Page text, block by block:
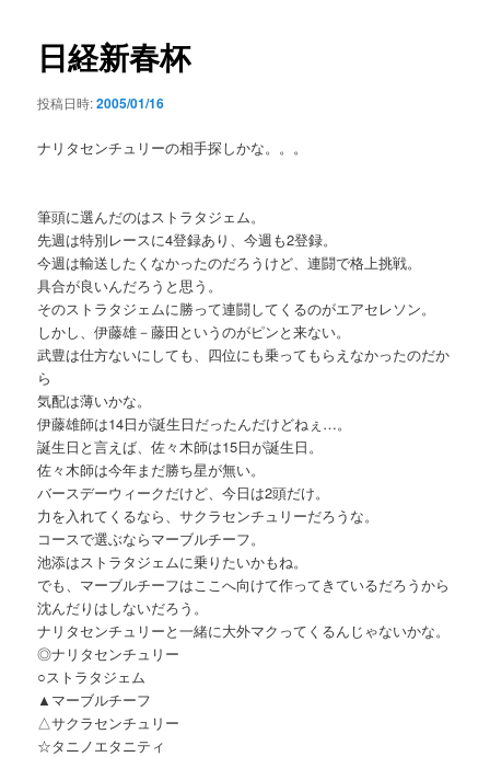
日経新春杯
投稿日時:2005/01/16
ナリタセンチュリーの相手探しかな。。。
筆頭に選んだのはストラタジェム。
先週は特別レースに4登録あり、今週も2登録。
今週は輸送したくなかったのだろうけど、連闘で格上挑戦。
具合が良いんだろうと思う。
そのストラタジェムに勝って連闘してくるのがエアセレソン。
しかし、伊藤雄－藤田というのがピンと来ない。
武豊は仕方ないにしても、四位にも乗ってもらえなかったのだか
ら
気配は薄いかな。
伊藤雄師は14日が誕生日だったんだけどねぇ…。
誕生日と言えば、佐々木師は15日が誕生日。
佐々木師は今年まだ勝ち星が無い。
バースデーウィークだけど、今日は2頭だけ。
力を入れてくるなら、サクラセンチュリーだろうな。
コースで選ぶならマーブルチーフ。
池添はストラタジェムに乗りたいかもね。
でも、マーブルチーフはここへ向けて作ってきているだろうから
沈んだりはしないだろう。
ナリタセンチュリーと一緒に大外マクってくるんじゃないかな。
◎ナリタセンチュリー
○ストラタジェム
▲マーブルチーフ
△サクラセンチュリー
☆タニノエタニティ